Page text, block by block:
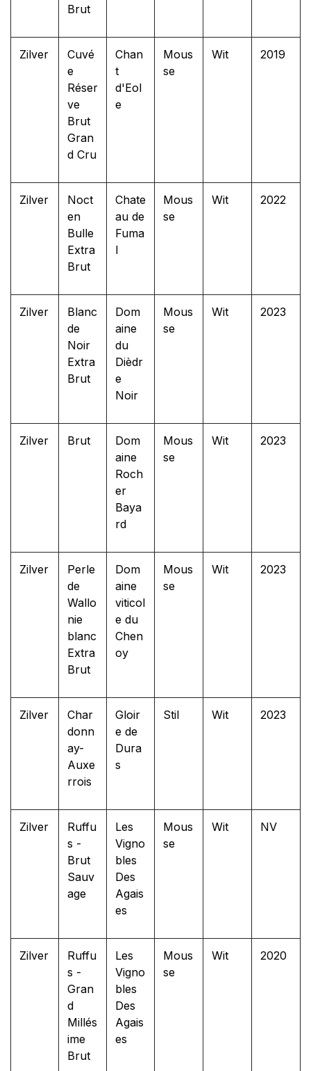
Brut
Zilver
Cuvé
e
Réser
ve
Brut
Gran
d Cru
Chan
t
d'Eol
e
Mous
se
Wit 2019
Zilver
Noct
en
Bulle
Extra
Brut
Chate
au de
Fuma
l
Mous
se
Wit 2022
Zilver
Blanc
de
Noir
Extra
Brut
Dom
aine
du
Dièdr
e
Noir
Mous
se
Wit 2023
Zilver Brut
Dom
aine
Roch
er
Baya
rd
Mous
se
Wit 2023
Zilver
Perle
de
Wallo
nie
blanc
Extra
Brut
Dom
aine
viticol
e du
Chen
oy
Mous
se
Wit 2023
Zilver
Char
donn
ay-
Auxe
rrois
Gloir
e de
Dura
s
Stil Wit 2023
Zilver
Ruffu
s -
Brut
Sauv
age
Les
Vigno
bles
Des
Agais
es
Mous
se
Wit NV
Zilver
Ruffu
s -
Gran
d
Millés
ime
Brut
Les
Vigno
bles
Des
Agais
es
Mous
se
Wit 2020